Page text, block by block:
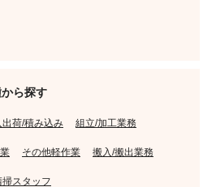
ら探す
出荷/積み込み 組立/加工業務
その他軽作業 搬入/搬出業務
掃スタッフ